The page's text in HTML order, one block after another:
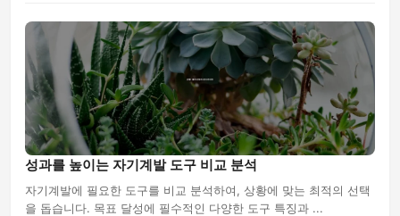
성과를 높이는 자기계발 도구 비교 분석
자기계발에 필요한 도구를 비교 분석하여, 상황에 맞는 최적의 선택
을 돕습니다. 목표 달성에 필수적인 다양한 도구 특징과 ...